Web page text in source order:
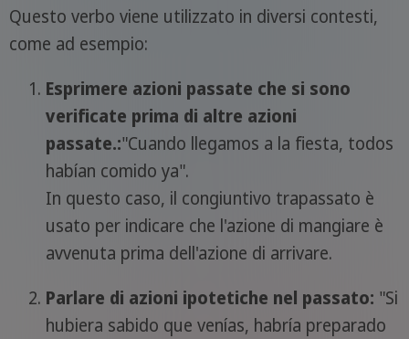
Questo verbo viene utilizzato in diversi contesti,
come ad esempio:
Esprimere azioni passate che si sono
verificate prima di altre azioni
passate.:"Cuando llegamos a la fiesta, todos
habían comido ya".
In questo caso, il congiuntivo trapassato è
usato per indicare che l'azione di mangiare è
avvenuta prima dell'azione di arrivare.
Parlare di azioni ipotetiche nel passato: "Si
hubiera sabido que venías, habría preparado